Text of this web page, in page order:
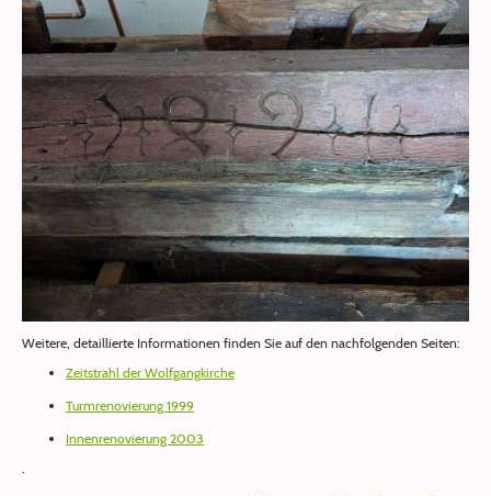
Weitere, detaillierte Informationen finden Sie auf den nachfolgenden Seiten:
Zeitstrahl der Wolfgangkirche
Turmrenovierung 1999
Innenrenovierung 2003
.